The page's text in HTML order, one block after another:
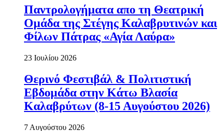
Παντρολογήματα απο τη Θεατρική
Ομάδα της Στέγης Καλαβρυτινών και
Φίλων Πάτρας «Αγία Λαύρα»
23 Ιουλίου 2026
Θερινό Φεστιβάλ & Πολιτιστική
Εβδομάδα στην Κάτω Βλασία
Καλαβρύτων (8-15 Αυγούστου 2026)
7 Αυγούστου 2026